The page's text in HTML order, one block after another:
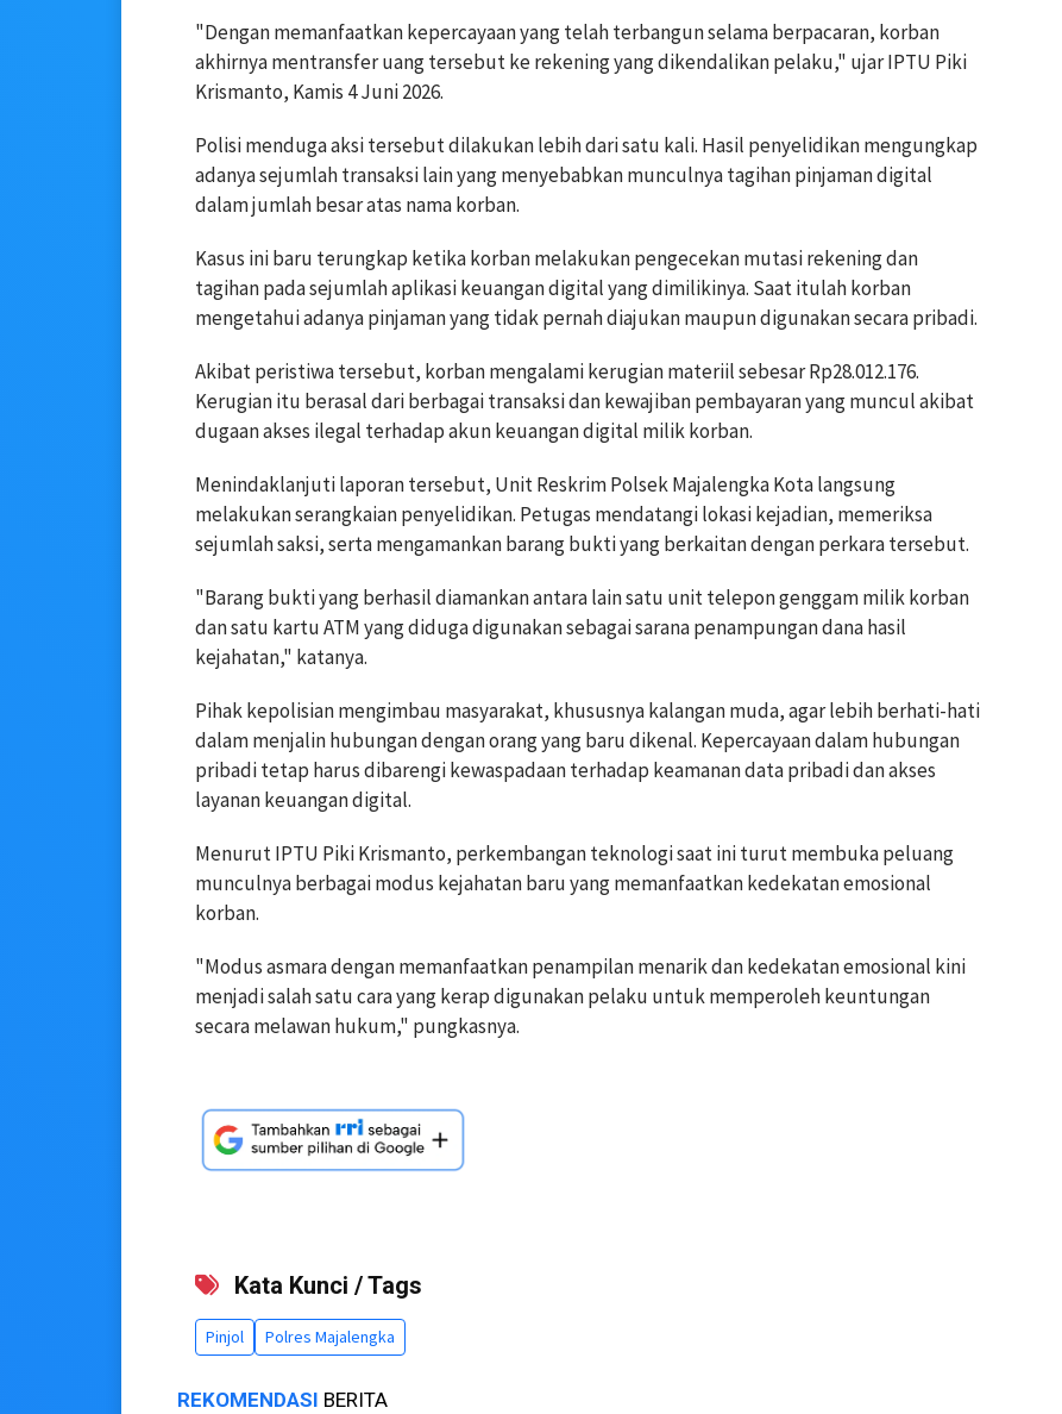
"Dengan memanfaatkan kepercayaan yang telah terbangun selama berpacaran, korban
akhirnya mentransfer uang tersebut ke rekening yang dikendalikan pelaku," ujar IPTU Piki
Krismanto, Kamis 4 Juni 2026.
Polisi menduga aksi tersebut dilakukan lebih dari satu kali. Hasil penyelidikan mengungkap
adanya sejumlah transaksi lain yang menyebabkan munculnya tagihan pinjaman digital
dalam jumlah besar atas nama korban.
Kasus ini baru terungkap ketika korban melakukan pengecekan mutasi rekening dan
tagihan pada sejumlah aplikasi keuangan digital yang dimilikinya. Saat itulah korban
mengetahui adanya pinjaman yang tidak pernah diajukan maupun digunakan secara pribadi.
Akibat peristiwa tersebut, korban mengalami kerugian materiil sebesar Rp28.012.176.
Kerugian itu berasal dari berbagai transaksi dan kewajiban pembayaran yang muncul akibat
dugaan akses ilegal terhadap akun keuangan digital milik korban.
Menindaklanjuti laporan tersebut, Unit Reskrim Polsek Majalengka Kota langsung
melakukan serangkaian penyelidikan. Petugas mendatangi lokasi kejadian, memeriksa
sejumlah saksi, serta mengamankan barang bukti yang berkaitan dengan perkara tersebut.
"Barang bukti yang berhasil diamankan antara lain satu unit telepon genggam milik korban
dan satu kartu ATM yang diduga digunakan sebagai sarana penampungan dana hasil
kejahatan," katanya.
Pihak kepolisian mengimbau masyarakat, khususnya kalangan muda, agar lebih berhati-hati
dalam menjalin hubungan dengan orang yang baru dikenal. Kepercayaan dalam hubungan
pribadi tetap harus dibarengi kewaspadaan terhadap keamanan data pribadi dan akses
layanan keuangan digital.
Menurut IPTU Piki Krismanto, perkembangan teknologi saat ini turut membuka peluang
munculnya berbagai modus kejahatan baru yang memanfaatkan kedekatan emosional
korban.
"Modus asmara dengan memanfaatkan penampilan menarik dan kedekatan emosional kini
menjadi salah satu cara yang kerap digunakan pelaku untuk memperoleh keuntungan
secara melawan hukum," pungkasnya.
Kata Kunci / Tags
Pinjol Polres Majalengka
REKOMENDASI BERITA